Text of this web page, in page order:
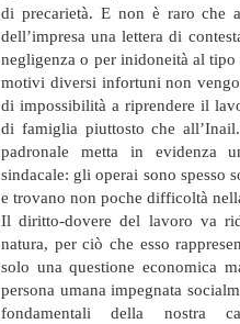
di precarietà. E non è raro che
dell’impresa una lettera di
negligenza o per inidoneità al
motivi diversi infortuni non
di impossibilità a riprendere il
di famiglia piuttosto che
padronale metta in evidenza
sindacale: gli operai sono spesso
e trovano non poche difficoltà
Il diritto-dovere del lavoro va
natura, per ciò che esso
solo una questione economica
persona umana impegnata
fondamentali della nostra